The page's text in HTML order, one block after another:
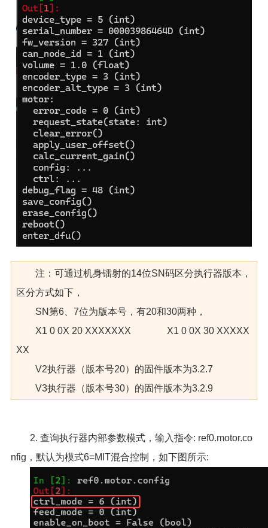
注：可通过机身镭射的14位SN码区分执行器版本，
区分方式如下，
SN第6、7位为版本号，有20和30两种，
X1 0 0X 20 XXXXXXX X1 0 0X 30 XXXXX
XX
V2执行器（版本号20）的固件版本为3.2.7
V3执行器（版本号30）的固件版本为3.2.9
2. 查询执行器内部参数模式，输入指令: ref0.motor.co
nfig，默认为模式6=MIT混合控制，如下图所示: